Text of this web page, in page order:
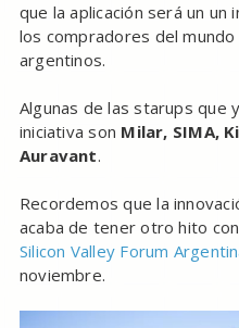
que la aplicación será un
los compradores del
argentinos.
Algunas de las starups que
iniciativa son Milar, SIMA,
Auravant.
Recordemos que la
acaba de tener otro hito
Silicon Valley Forum
noviembre.